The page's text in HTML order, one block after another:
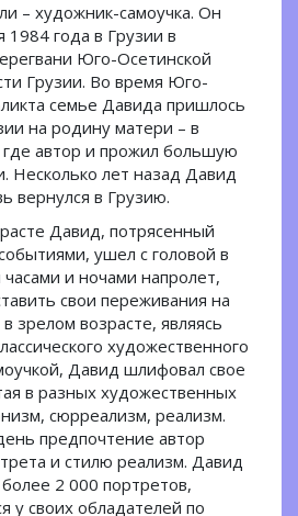
– художник-самоучка. Он
1984 года в Грузии в
Юго-Осетинской
Грузии. Во время Юго-
семье Давида пришлось
на родину матери – в
автор и прожил большую
Несколько лет назад Давид
вернулся в Грузию.
Давид, потрясенный
ушел с головой в
часами и ночами напролет,
свои переживания на
зрелом возрасте, являясь
художественного
Давид шлифовал свое
в разных художественных
сюрреализм, реализм.
предпочтение автор
и стилю реализм. Давид
2 000 портретов,
у своих обладателей по